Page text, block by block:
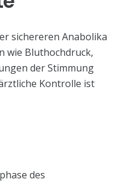
sichereren Anabolika
wie Bluthochdruck,
der Stimmung
Kontrolle ist
des